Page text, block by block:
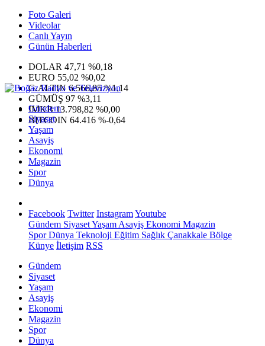
Foto Galeri
Videolar
Canlı Yayın
Günün Haberleri
DOLAR 47,71 %0,18
EURO 55,02 %0,02
G.ALTIN6.566,85 %1,14
GÜMÜŞ 97 %3,11
IMKB13.798,82 %0,00
BITCOIN 64.416 %-0,64
Gündem
Siyaset
Yaşam
Asayiş
Ekonomi
Magazin
Spor
Dünya
Facebook Twitter InstagramYoutube
Gündem SiyasetYaşam Asayiş Ekonomi Magazin
SporDünya Teknoloji Eğitim Sağlık Çanakkale Bölge
Künye İletişim RSS
Gündem
Siyaset
Yaşam
Asayiş
Ekonomi
Magazin
Spor
Dünya